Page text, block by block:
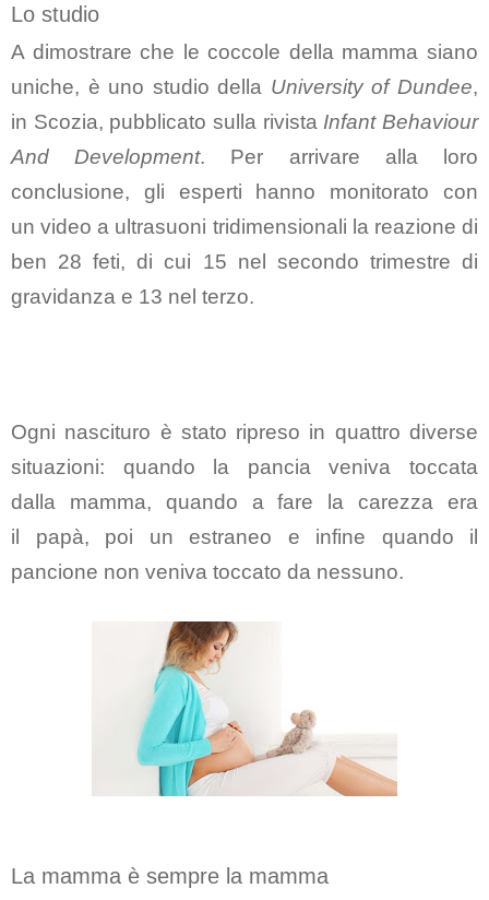
Lo studio
A dimostrare che le coccole della mamma siano
uniche, è uno studiodella University of Dundee,
in Scozia, pubblicato sulla rivista Infant Behaviour
And Development. Per arrivare alla loro
conclusione, gli esperti hanno monitorato con
unvideo a ultrasuoni tridimensionali la reazione di
ben 28 feti, di cui 15 nel secondo trimestre di
gravidanza e 13 nel terzo.
Ogni nascituro è stato ripreso in quattro diverse
situazioni: quando la pancia veniva toccata
dalla mamma, quando a fare la carezza era
il
papà, poi un estraneo
e infine quando il
pancione non veniva toccato da nessuno.
La mamma è sempre la mamma